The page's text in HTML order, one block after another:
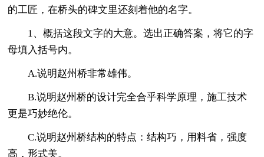
的工匠，在桥头的碑文里还刻着他的名字。
1、概括这段文字的大意。选出正确答案，将它的字
母填入括号内。
A.说明赵州桥非常雄伟。
B.说明赵州桥的设计完全合乎科学原理，施工技术
更是巧妙绝伦。
C.说明赵州桥结构的特点：结构巧，用料省，强度
高，形式美。